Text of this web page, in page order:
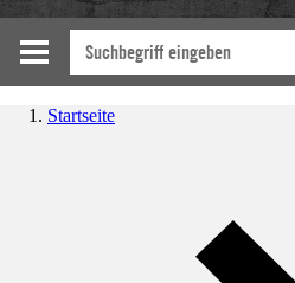
Startseite